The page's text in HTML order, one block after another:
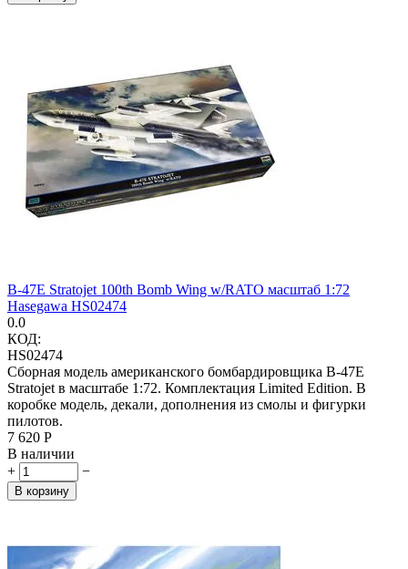
B-47E Stratojet 100th Bomb Wing w/RATO масштаб 1:72
Hasegawa HS02474
0.0
КОД:
HS02474
Сборная модель американского бомбардировщика B-47E
Stratojet в масштабе 1:72. Комплектация Limited Edition. В
коробке модель, декали, дополнения из смолы и фигурки
пилотов.
7 620 Р
В наличии
+
−
В корзину